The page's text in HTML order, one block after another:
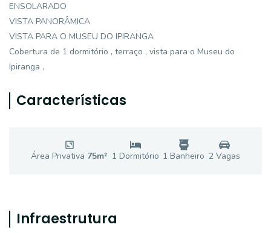
ENSOLARADO
VISTA PANORÂMICA
VISTA PARA O MUSEU DO IPIRANGA
Cobertura de 1 dormitório , terraço , vista para o Museu do
Ipiranga ,
Características
Área Privativa 75m² 1 Dormitório 1 Banheiro 2Vagas
Infraestrutura